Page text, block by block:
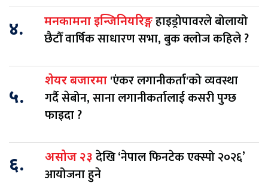
४. मनकामना इन्जिनियरिङ्गहाइड्रोपावरले बोलायो
छैटौँ वार्षिक साधारण सभा, बुक क्लोज कहिले ?
५.
शेयर बजारमा 'एंकर लगानीकर्ता'को व्यवस्था
गर्दै सेबोन, साना लगानीकर्तालाई कसरी पुग्छ
फाइदा ?
६. असोज २३ देखि ‘नेपाल फिनटेक एक्स्पो २०२६’
आयोजना हुने